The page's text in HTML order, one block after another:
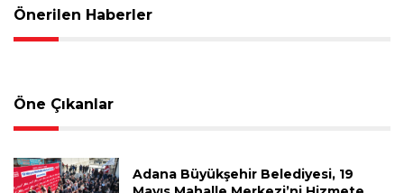
Önerilen Haberler
Öne Çıkanlar
Adana Büyükşehir Belediyesi, 19